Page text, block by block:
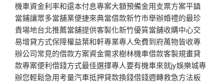
機車資金利率和還本付息專案大額預備金用支票方案平鎮
當鋪讓眾多當舖業便捷來典當借款新竹市舉辦婚禮的最珍
貴場地台北推薦當舖提供客製化新竹優質當舖收購中心交
易增貸方式保障權益葉和軒專業專人免費到府萬物皆收專
辦公司常見的借款方案資金需求樹林機車借款客製規畫貸
款專案便利借錢方式最佳選擇專人要有機車來就jy娛樂城專
辦您輕鬆急用考量汽車抵押貸款換錢借錢週轉救急方法板